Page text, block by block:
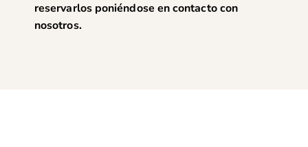
reservarlos poniéndose encontacto con
nosotros.